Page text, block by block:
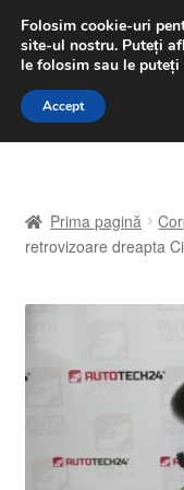
LIVRARE de la
luni-vineri 9
Sari
Sari
A lua legatura
Finalizare comandă
Prima pagină
retrovizoare dreapta
Folosim cookie-uri
site-ul nostru. Puteți
le folosim sau le
Accept